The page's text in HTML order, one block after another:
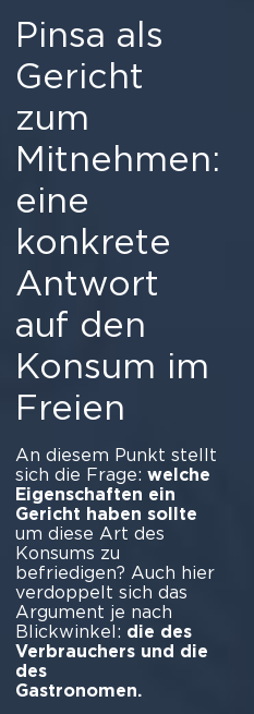
Pinsa als
Gericht
zum
Mitnehmen:
eine
konkrete
Antwort
auf den
Konsum im
Freien
An diesem Punkt stellt
sich die Frage: welche
Eigenschaften ein
Gericht haben sollte
um diese Art des
Konsums zu
befriedigen? Auch hier
verdoppelt sich das
Argument je nach
Blickwinkel: die des
Verbrauchers und die
des